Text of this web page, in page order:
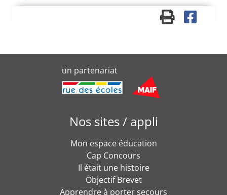
un partenariat
Nos sites / appli
Mon espace éducation
Cap Concours
Il était une histoire
Objectif Brevet
Apprendre à porter secours